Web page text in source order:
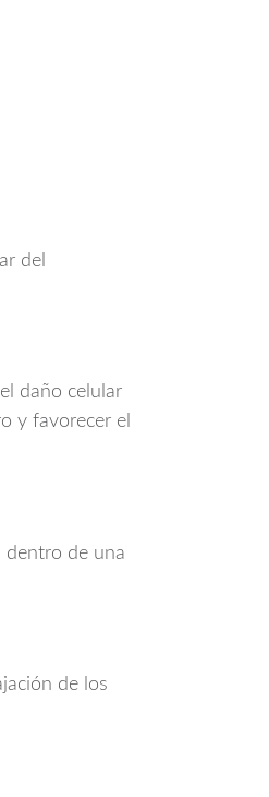
del
daño celular
y favorecer el
dentro de una
de los